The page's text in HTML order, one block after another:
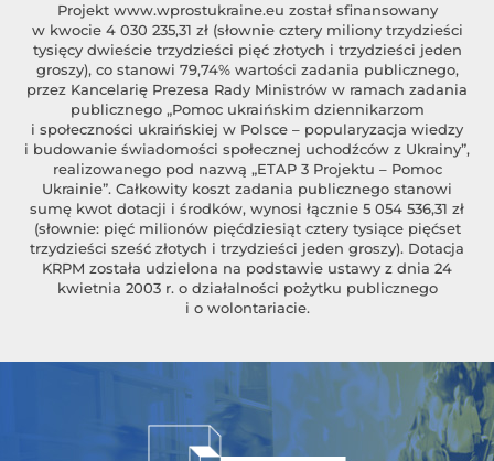
Projekt www.wprostukraine.eu został sfinansowany
w kwocie 4 030 235,31 zł (słownie cztery miliony trzydzieści
tysięcy dwieście trzydzieści pięć złotych i trzydzieści jeden
groszy), co stanowi 79,74% wartości zadania publicznego,
przez Kancelarię Prezesa Rady Ministrów w ramach zadania
publicznego „Pomoc ukraińskim dziennikarzom
i społeczności ukraińskiej w Polsce – popularyzacja wiedzy
i budowanie świadomości społecznej uchodźców z Ukrainy”,
realizowanego pod nazwą „ETAP 3 Projektu – Pomoc
Ukrainie”. Całkowity koszt zadania publicznego stanowi
sumę kwot dotacji i środków, wynosi łącznie 5 054 536,31 zł
(słownie: pięć milionów pięćdziesiąt cztery tysiące pięćset
trzydzieści sześć złotych i trzydzieści jeden groszy). Dotacja
KRPM została udzielona na podstawie ustawy z dnia 24
kwietnia 2003 r. o działalności pożytku publicznego
i o wolontariacie.